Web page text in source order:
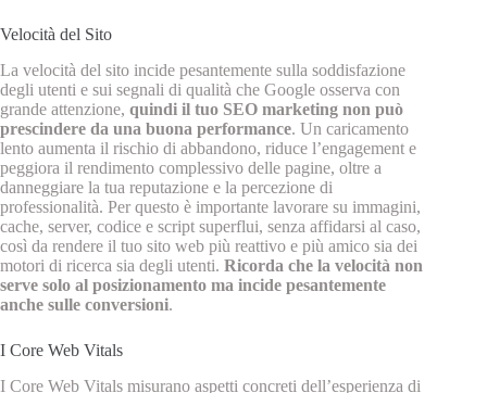
Velocità del Sito
La velocità del sito incide pesantemente sulla soddisfazione
degli utenti e sui segnali di qualità che Google osserva con
grande attenzione, quindi il tuo SEO marketing non può
prescindere da una buona performance. Un caricamento
lento aumenta il rischio di abbandono, riduce l’engagement e
peggiora il rendimento complessivo delle pagine, oltre a
danneggiare la tua reputazione e la percezione di
professionalità. Per questo è importante lavorare su immagini,
cache, server, codice e script superflui, senza affidarsi al caso,
così da rendere il tuo sito web più reattivo e più amico sia dei
motori di ricerca sia degli utenti. Ricorda che la velocità non
serve solo al posizionamento ma incide pesantemente
anche sulle conversioni.
I Core Web Vitals
I Core Web Vitals misurano aspetti concreti dell’esperienza di